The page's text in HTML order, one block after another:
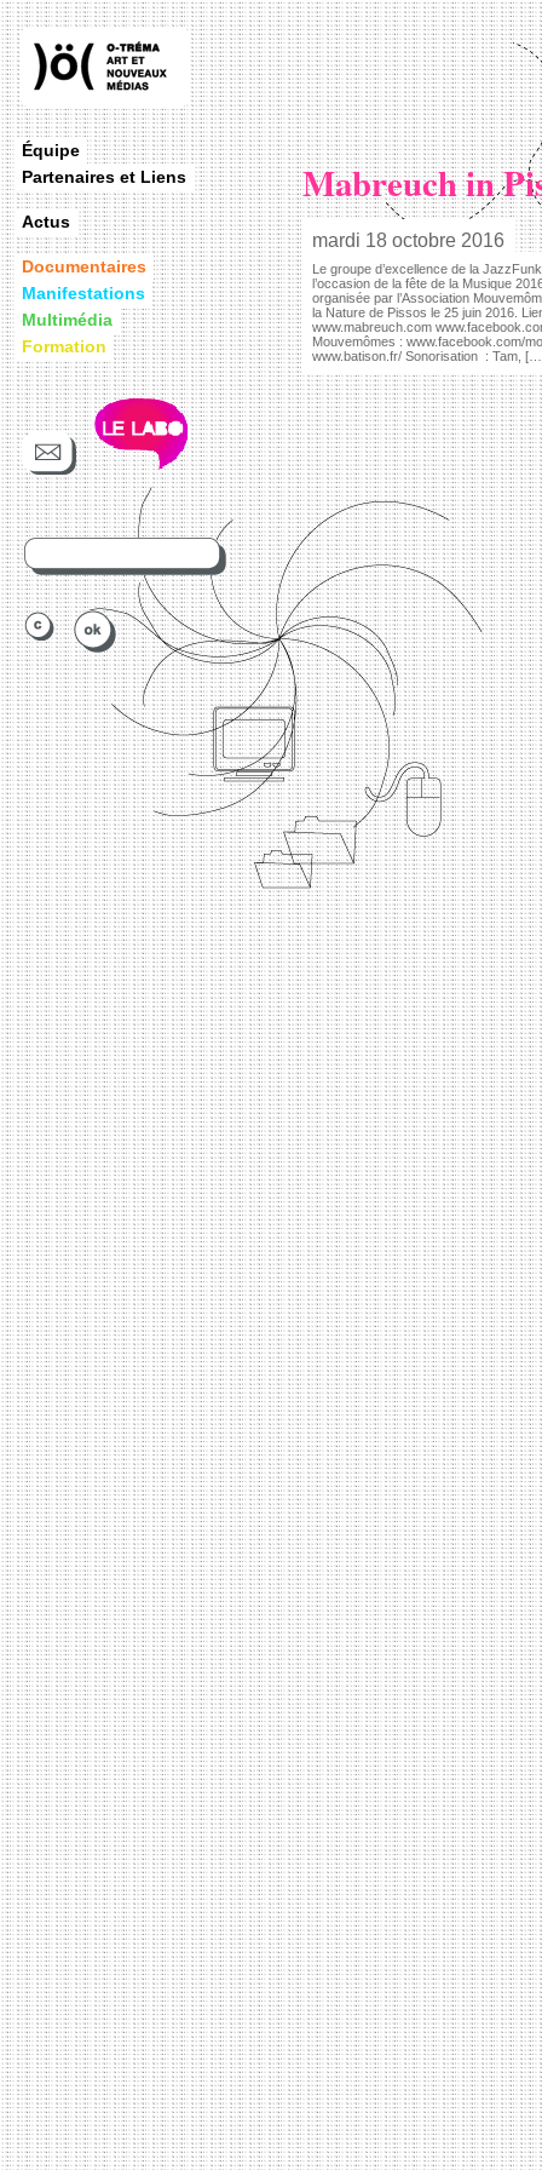
Mabreuch in
mardi 18 octobre 2016
Le groupe d’excellence de la
l’occasion de la fête de la Musique
organisée par l’Association
la Nature de Pissos le 25 juin 2016.
www.mabreuch.com
Mouvemômes : www.facebook.com/
www.batison.fr/ Sonorisation : Tam,
Équipe
Partenaires et Liens
Actus
Documentaires
Manifestations
Multimédia
Formation